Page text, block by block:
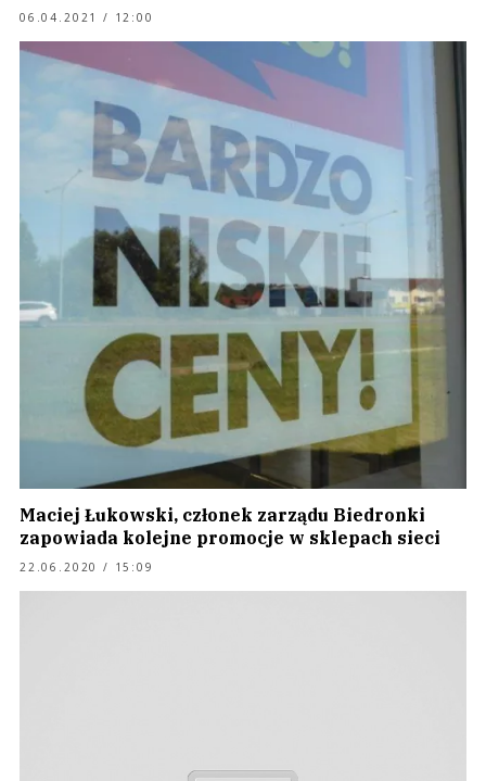
06.04.2021 / 12:00
Maciej Łukowski, członek zarządu Biedronki
zapowiada kolejne promocje w sklepach sieci
22.06.2020 / 15:09